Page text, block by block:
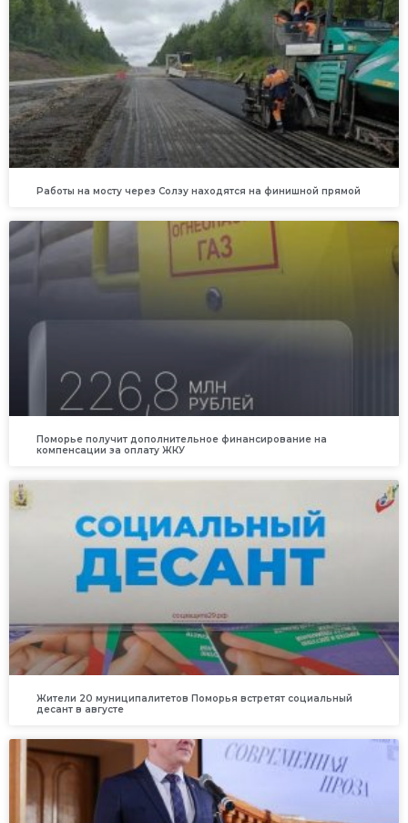
Работы на мосту через Солзу находятся на финишной прямой
Поморье получит дополнительное финансирование на
компенсации за оплату ЖКУ
Жители 20 муниципалитетов Поморья встретят социальный
десант в августе